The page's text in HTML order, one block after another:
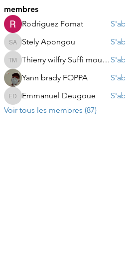
membres
Rodriguez Fomat
Stely Apongou
Stely Apongou
Thierry wilfry Suffi moumbe
Thierry wilfry Suffi moumbe
Yann brady FOPPA
Emmanuel Deugoue
Emmanuel Deugoue
Voir tous les membres (87)